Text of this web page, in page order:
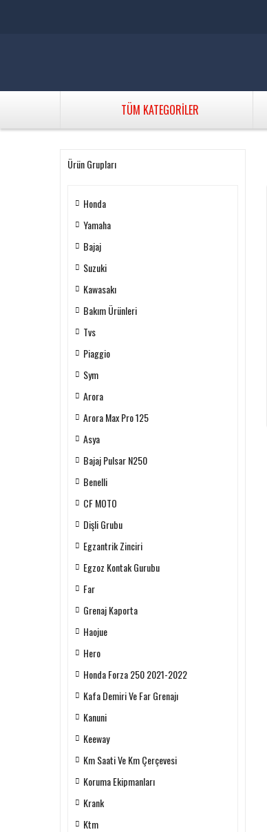
TÜM KATEGORİLER
Ürün Grupları
Honda
Yamaha
Bajaj
Suzuki
Kawasakı
Bakım Ürünleri
Tvs
Piaggio
Sym
Arora
Arora Max Pro 125
Asya
Bajaj Pulsar N250
Benelli
CF MOTO
Dişli Grubu
Egzantrik Zinciri
Egzoz Kontak Gurubu
Far
Grenaj Kaporta
Haojue
Hero
Honda Forza 250 2021-2022
Kafa Demiri Ve Far Grenajı
Kanuni
Keeway
Km Saati Ve Km Çerçevesi
Koruma Ekipmanları
Krank
Ktm